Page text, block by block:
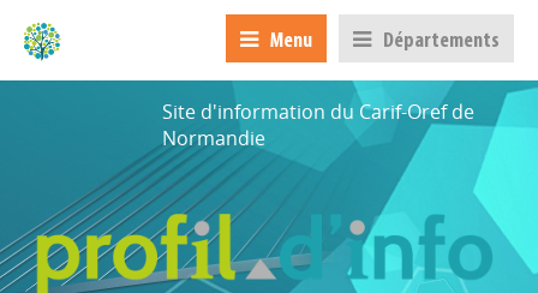
Menu Départements
Site d'information du Carif-Oref de
Normandie